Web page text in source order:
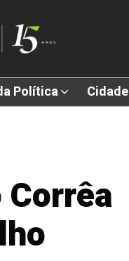
Política Cidade